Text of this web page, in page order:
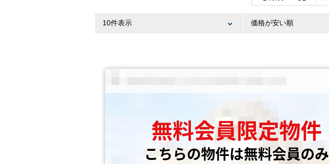
無料会員限定物件
こちらの物件は無料会員のみ